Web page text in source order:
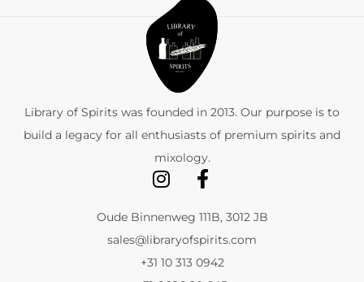
Library of Spirits was founded in 2013. Our purpose is to
build a legacy for all enthusiasts of premium spirits and
mixology.
Oude Binnenweg 111B, 3012 JB
sales@libraryofspirits.com
+31 10 313 0942